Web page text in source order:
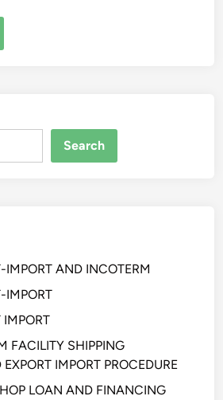
Search
IMPORT AND INCOTERM
IMPORT
IMPORT
FACILITY SHIPPING
IMPORT PROCEDURE
LOAN AND FINANCING